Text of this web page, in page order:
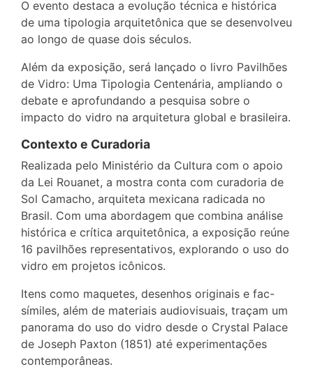
O evento destaca a evolução técnica e histórica
de uma tipologia arquitetônica que se desenvolveu
ao longo de quase dois séculos.
Além da exposição, será lançado o livro Pavilhões
de Vidro: Uma Tipologia Centenária, ampliando o
debate e aprofundando a pesquisa sobre o
impacto do vidro na arquitetura global e brasileira.
Contexto e Curadoria
Realizada pelo Ministério da Cultura com o apoio
da Lei Rouanet, a mostra conta com curadoria de
Sol Camacho, arquiteta mexicana radicada no
Brasil. Com uma abordagem que combina análise
histórica e crítica arquitetônica, a exposição reúne
16 pavilhões representativos, explorando o uso do
vidro em projetos icônicos.
Itens como maquetes, desenhos originais e fac-
símiles, além de materiais audiovisuais, traçam um
panorama do uso do vidro desde o Crystal Palace
de Joseph Paxton (1851) até experimentações
contemporâneas.